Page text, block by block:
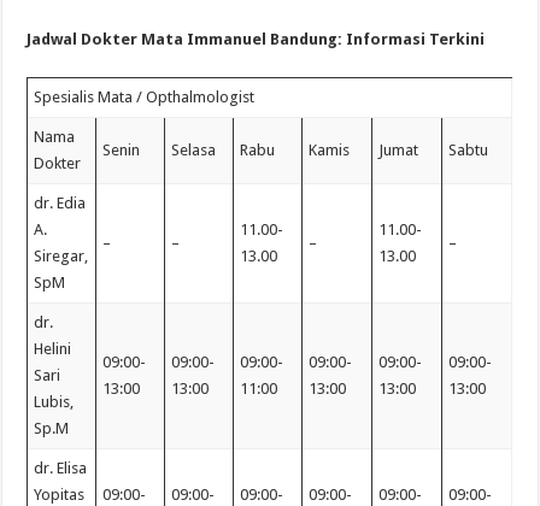
Jadwal Dokter Mata Immanuel Bandung: Informasi Terkini
Spesialis Mata / Opthalmologist
Nama
Dokter
Senin Selasa Rabu Kamis Jumat Sabtu
dr. Edia
A.
Siregar,
SpM
– –
11.00-
13.00
–
11.00-
13.00
–
dr.
Helini
Sari
Lubis,
Sp.M
09:00-
13:00
09:00-
13:00
09:00-
11:00
09:00-
13:00
09:00-
13:00
09:00-
13:00
dr. Elisa
Yopitas
09:00-
09:00-
09:00-
09:00-
09:00-
09:00-